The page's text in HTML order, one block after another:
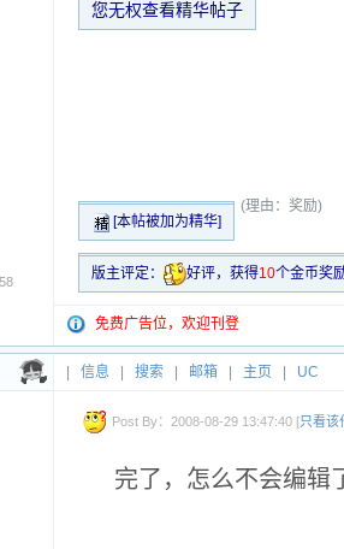
您无权查看精华帖子
[本帖被加为精华]
版主评定： 好评，获得10个金币奖
(理由：奖励)
免费广告位，欢迎刊登
信息 搜索 邮箱 主页 UC
Post By：2008-08-29 13:47:40 [只看该
完了，怎么不会编辑